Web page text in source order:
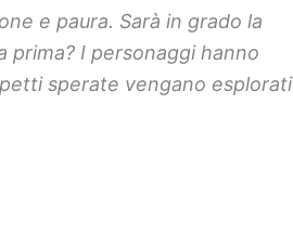
e paura. Sarà in grado la
I personaggi hanno
sperate vengano esplorati